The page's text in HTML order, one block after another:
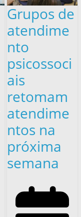
Grupos de
atendime
nto
psicossoci
ais
retomam
atendime
ntos na
próxima
semana